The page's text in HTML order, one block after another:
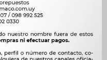
Sin Marca